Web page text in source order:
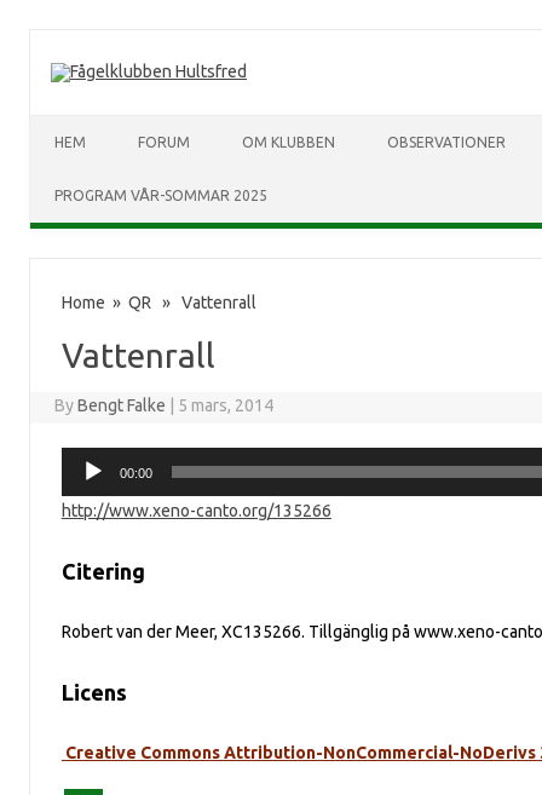
HEM FORUM OM KLUBBEN OBSERVATIONER
PROGRAM VÅR-SOMMAR 2025
Home » QR » Vattenrall
Vattenrall
ByBengt Falke 5 mars, 2014
Ljudspelare
00:00
http://www.xeno-canto.org/135266
Citering
Robert van der Meer, XC135266. Tillgänglig på www.xeno-
Licens
Creative Commons Attribution-NonCommercial-NoDerivs